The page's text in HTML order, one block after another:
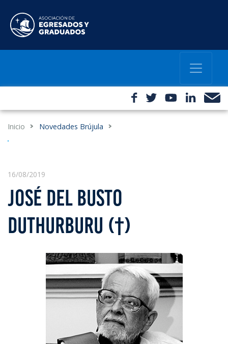
Inicio Novedades Brújula
16/08/2019
JOSÉ DEL BUSTO
DUTHURBURU (†)